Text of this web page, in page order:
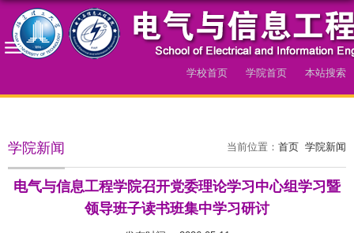
学校首页 学院首页 本站搜索
当前位置： 首页 学院新闻
学院新闻
电气与信息工程学院召开党委理论学习中心组学习暨
领导班子读书班集中学习研讨